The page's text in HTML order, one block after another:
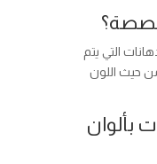
التي يتم
حيث اللون
بألوان